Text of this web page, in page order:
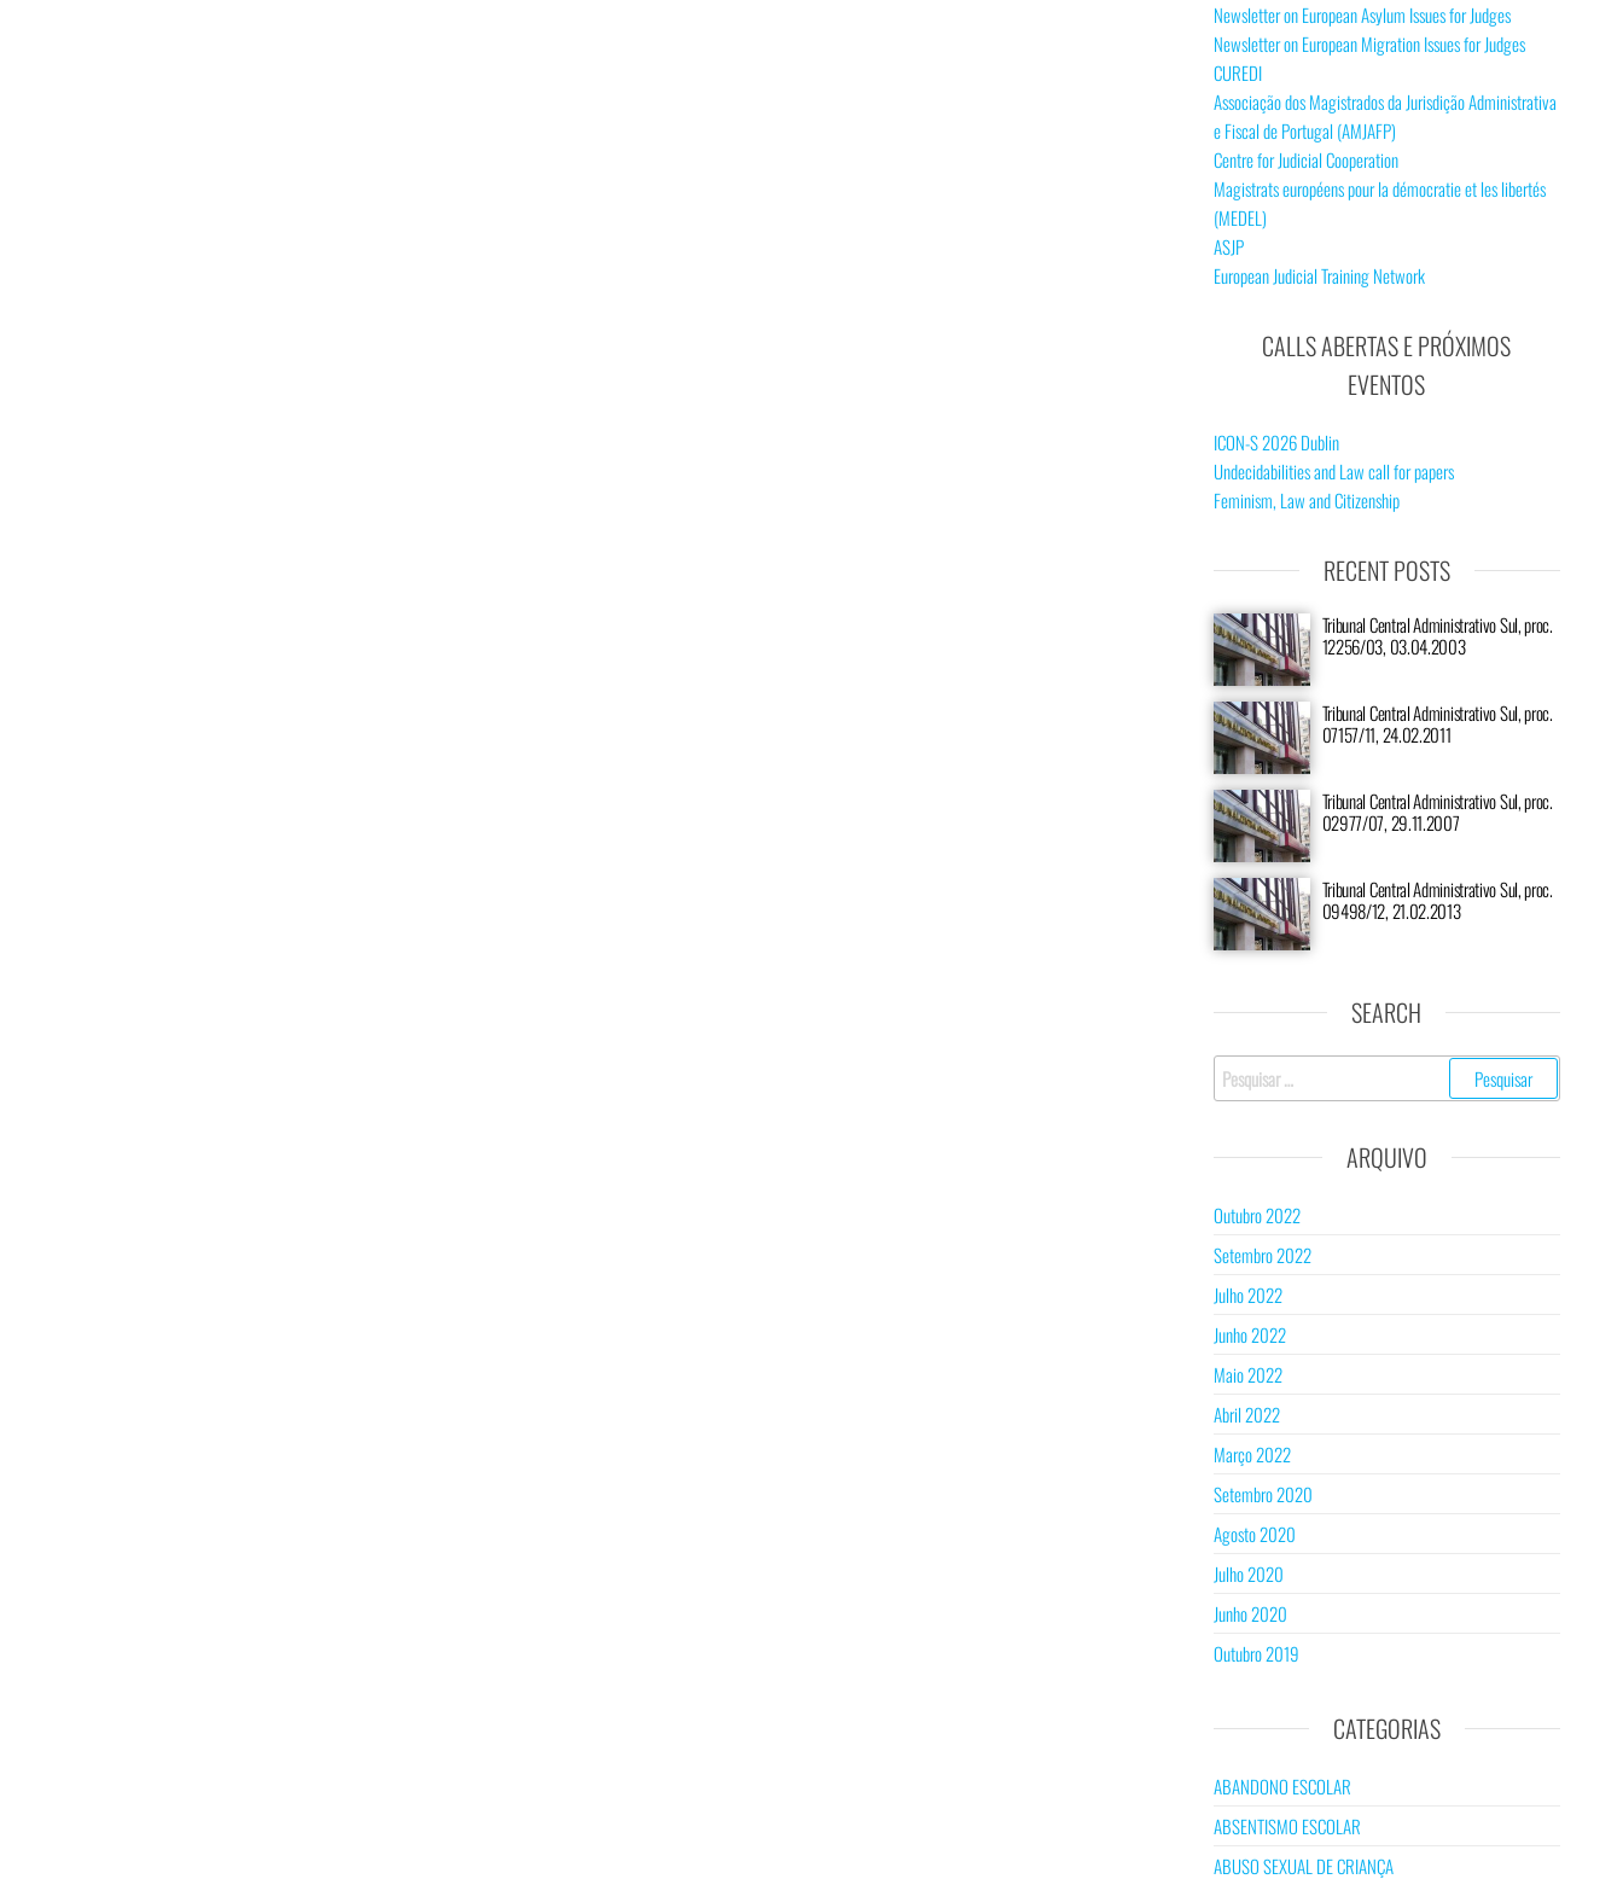
Newsletter on European Asylum Issues for Judges
Newsletter on European Migration Issues for Judges
CUREDI
Associação dos Magistrados da Jurisdição Administrativa
e Fiscal de Portugal (AMJAFP)
Centre for Judicial Cooperation
Magistrats européens pour la démocratie et les libertés
(MEDEL)
ASJP
European Judicial Training Network
CALLS ABERTAS E PRÓXIMOS
EVENTOS
ICON-S 2026 Dublin
Undecidabilities and Law call for papers
Feminism, Law and Citizenship
RECENT POSTS
Tribunal Central Administrativo Sul, proc.
12256/03, 03.04.2003
Tribunal Central Administrativo Sul, proc.
07157/11, 24.02.2011
Tribunal Central Administrativo Sul, proc.
02977/07, 29.11.2007
Tribunal Central Administrativo Sul, proc.
09498/12, 21.02.2013
SEARCH
ARQUIVO
Outubro 2022
Setembro 2022
Julho 2022
Junho 2022
Maio 2022
Abril 2022
Março 2022
Setembro 2020
Agosto 2020
Julho 2020
Junho 2020
Outubro 2019
CATEGORIAS
ABANDONO ESCOLAR
ABSENTISMO ESCOLAR
ABUSO SEXUAL DE CRIANÇA